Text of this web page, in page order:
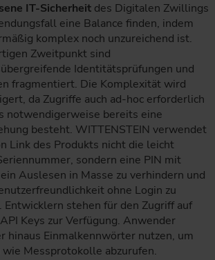
IT-Sicherheitdes Digitalen Zwillings
eine Balance finden, indem
komplex noch unzureichend ist.
Zweitpunkt sind
Identitätsprüfungen und
fragmentiert. Die Komplexität wird
da Zugriffe auch ad-hoc erforderlich
notwendigerweise bereits eine
besteht. WITTENSTEIN verwendet
Link des Produkts nicht die leicht
sondern eine PIN mit
Auslesen in Masse zu verhindern und
ohne Login zu
Entwicklern stehen für den Zugriff auf
Keys zur Verfügung. Anwender
hinaus Einmalkennwörter nutzen, um
Messprotokolle abzurufen.